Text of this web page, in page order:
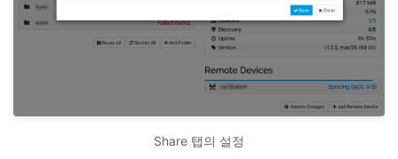
Share 탭의 설정